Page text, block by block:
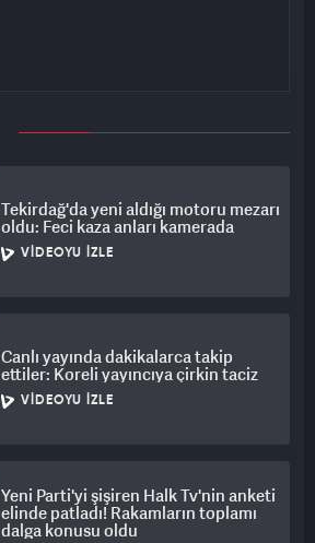
Tekirdağ'da yeni aldığı motoru mezarı
oldu: Feci kaza anları kamerada
VIDEOYU İZLE
Canlı yayında dakikalarca takip
ettiler: Koreli yayıncıya çirkin taciz
VIDEOYU İZLE
Yeni Parti'yi şişiren Halk Tv'nin anketi
elinde patladı! Rakamların toplamı
dalga konusu oldu